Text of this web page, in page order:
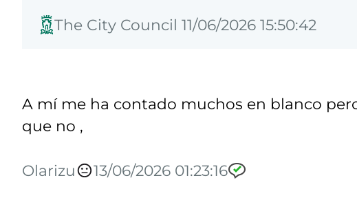
The City Council 11/06/2026 15:50:42
A mí me ha contado muchos en blanco
que no ,
Olarizu 13/06/2026 01:23:16